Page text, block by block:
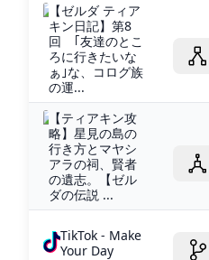
【ゼルダ ティア
キン日記】第8
回 ｢友達のとこ
ろに行きたいな
ぁ｣な、コログ族
の運...
【ティアキン攻
略】星見の島の
行き方とマヤシ
アラの祠、賢者
の遺志。【ゼル
ダの伝説 ...
TikTok - Make
Your Day